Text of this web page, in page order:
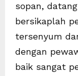
sopan,
bersikaplah
tersenyum
dengan
baik sangat